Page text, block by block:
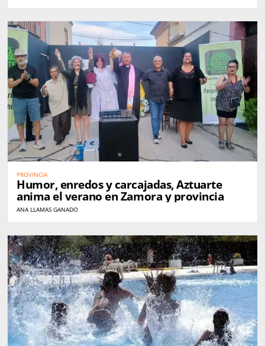
PROVINCIA
Humor, enredos y carcajadas, Aztuarte
anima el verano en Zamora y provincia
ANA LLAMAS GANADO